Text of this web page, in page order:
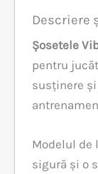
Descriere
Șosetele
pentru
susținere
Modelul de
sigură și o